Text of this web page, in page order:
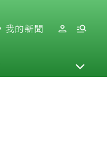
我的新聞